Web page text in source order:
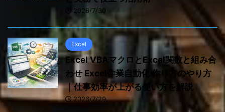
2026/7/30
Excel
Excel VBAマクロとExcel関数と組み合
わせ Excel作業自動化 作り方のやり方
｜仕事効率が上がる使い方を解説
2026/7/29